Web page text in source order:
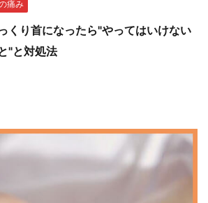
痛み
くり首になったら"やってはいけない
"と対処法